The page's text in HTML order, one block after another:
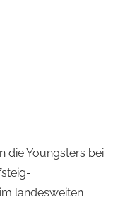
die Youngsters bei
landesweiten